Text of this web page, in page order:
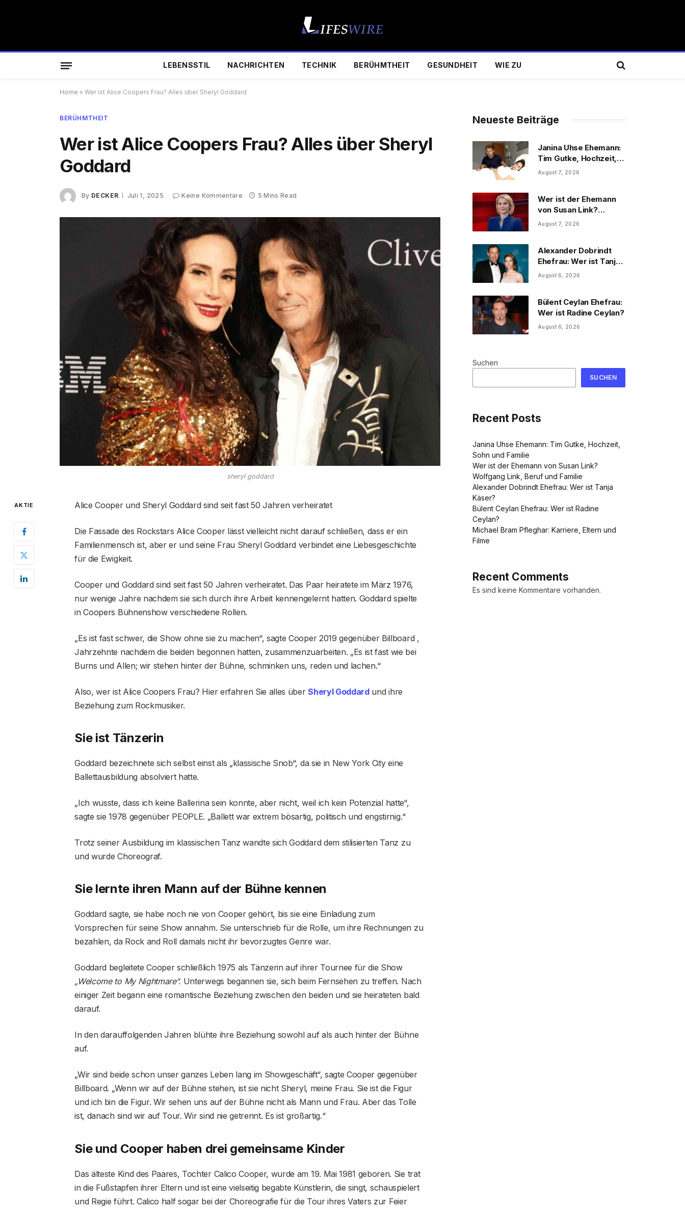
LEBENSSTIL NACHRICHTEN TECHNIK BERÜHMTHEIT GESUNDHEIT WIE ZU
Home » Wer ist Alice Coopers Frau? Alles über Sheryl Goddard
BERÜHMTHEIT
Wer ist Alice Coopers Frau? Alles über Sheryl
Goddard
By DECKER Juli 1, 2025 Keine Kommentare 5 Mins Read
sheryl goddard
AKTIE Alice Cooper und Sheryl Goddard sind seit fast 50 Jahren verheiratet
Die Fassade des Rockstars Alice Cooper lässt vielleicht nicht darauf schließen, dass er ein
Familienmensch ist, aber er und seine Frau Sheryl Goddard verbindet eine Liebesgeschichte
für die Ewigkeit.
Cooper und Goddard sind seit fast 50 Jahren verheiratet. Das Paar heiratete im März 1976,
nur wenige Jahre nachdem sie sich durch ihre Arbeit kennengelernt hatten. Goddard spielte
in Coopers Bühnenshow verschiedene Rollen.
„Es ist fast schwer, die Show ohne sie zu machen“, sagte Cooper 2019 gegenüber Billboard ,
Jahrzehnte nachdem die beiden begonnen hatten, zusammenzuarbeiten. „Es ist fast wie bei
Burns und Allen; wir stehen hinter der Bühne, schminken uns, reden und lachen.“
Also, wer ist Alice Coopers Frau? Hier erfahren Sie alles überSheryl Goddardund ihre
Beziehung zum Rockmusiker.
Sie ist Tänzerin
Goddard bezeichnete sich selbst einst als „klassische Snob“, da sie in New York City eine
Ballettausbildung absolviert hatte.
„Ich wusste, dass ich keine Ballerina sein konnte, aber nicht, weil ich kein Potenzial hatte“,
sagte sie 1978 gegenüber PEOPLE. „Ballett war extrem bösartig, politisch und engstirnig.“
Trotz seiner Ausbildung im klassischen Tanz wandte sich Goddard dem stilisierten Tanz zu
und wurde Choreograf.
Sie lernte ihren Mann auf der Bühne kennen
Goddard sagte, sie habe noch nie von Cooper gehört, bis sie eine Einladung zum
Vorsprechen für seine Show annahm. Sie unterschrieb für die Rolle, um ihre Rechnungen zu
bezahlen, da Rock and Roll damals nicht ihr bevorzugtes Genre war.
Goddard begleitete Cooper schließlich 1975 als Tänzerin auf ihrer Tournee für die Show
„Welcome to My Nightmare“. Unterwegs begannen sie, sich beim Fernsehen zu treffen. Nach
einiger Zeit begann eine romantische Beziehung zwischen den beiden und sie heirateten bald
darauf.
In den darauffolgenden Jahren blühte ihre Beziehung sowohl auf als auch hinter der Bühne
auf.
„Wir sind beide schon unser ganzes Leben lang im Showgeschäft“, sagte Cooper gegenüber
Billboard. „Wenn wir auf der Bühne stehen, ist sie nicht Sheryl, meine Frau. Sie ist die Figur
und ich bin die Figur. Wir sehen uns auf der Bühne nicht als Mann und Frau. Aber das Tolle
ist, danach sind wir auf Tour. Wir sind nie getrennt. Es ist großartig.“
Sie und Cooper haben drei gemeinsame Kinder
Das älteste Kind des Paares, Tochter Calico Cooper, wurde am 19. Mai 1981 geboren. Sie trat
in die Fußstapfen ihrer Eltern und ist eine vielseitig begabte Künstlerin, die singt, schauspielert
und Regie führt. Calico half sogar bei der Choreografie für die Tour ihres Vaters zur Feier
Neueste Beiträge
Janina Uhse Ehemann:
Tim Gutke, Hochzeit,
Sohn und Familie
August 7, 2026
Wer ist der Ehemann
von Susan Link?
Wolfgang Link, Beruf
August 7, 2026
Alexander Dobrindt
Ehefrau: Wer ist Tanja
Käser?
August 6, 2026
Bülent Ceylan Ehefrau:
Wer ist Radine Ceylan?
August 6, 2026
Suchen
SUCHEN
Recent Posts
Janina Uhse Ehemann: Tim Gutke, Hochzeit,
Sohn und Familie
Wer ist der Ehemann von Susan Link?
Wolfgang Link, Beruf und Familie
Alexander Dobrindt Ehefrau: Wer ist Tanja
Käser?
Bülent Ceylan Ehefrau: Wer ist Radine
Ceylan?
Michael Bram Pfleghar: Karriere, Eltern und
Filme
Recent Comments
Es sind keine Kommentare vorhanden.